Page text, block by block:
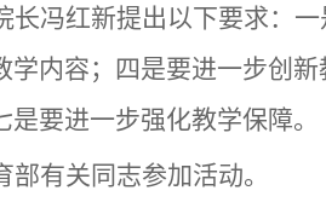
长冯红新提出以下要求：
内容；四是要进一步创
要进一步强化教学保障。
有关同志参加活动。